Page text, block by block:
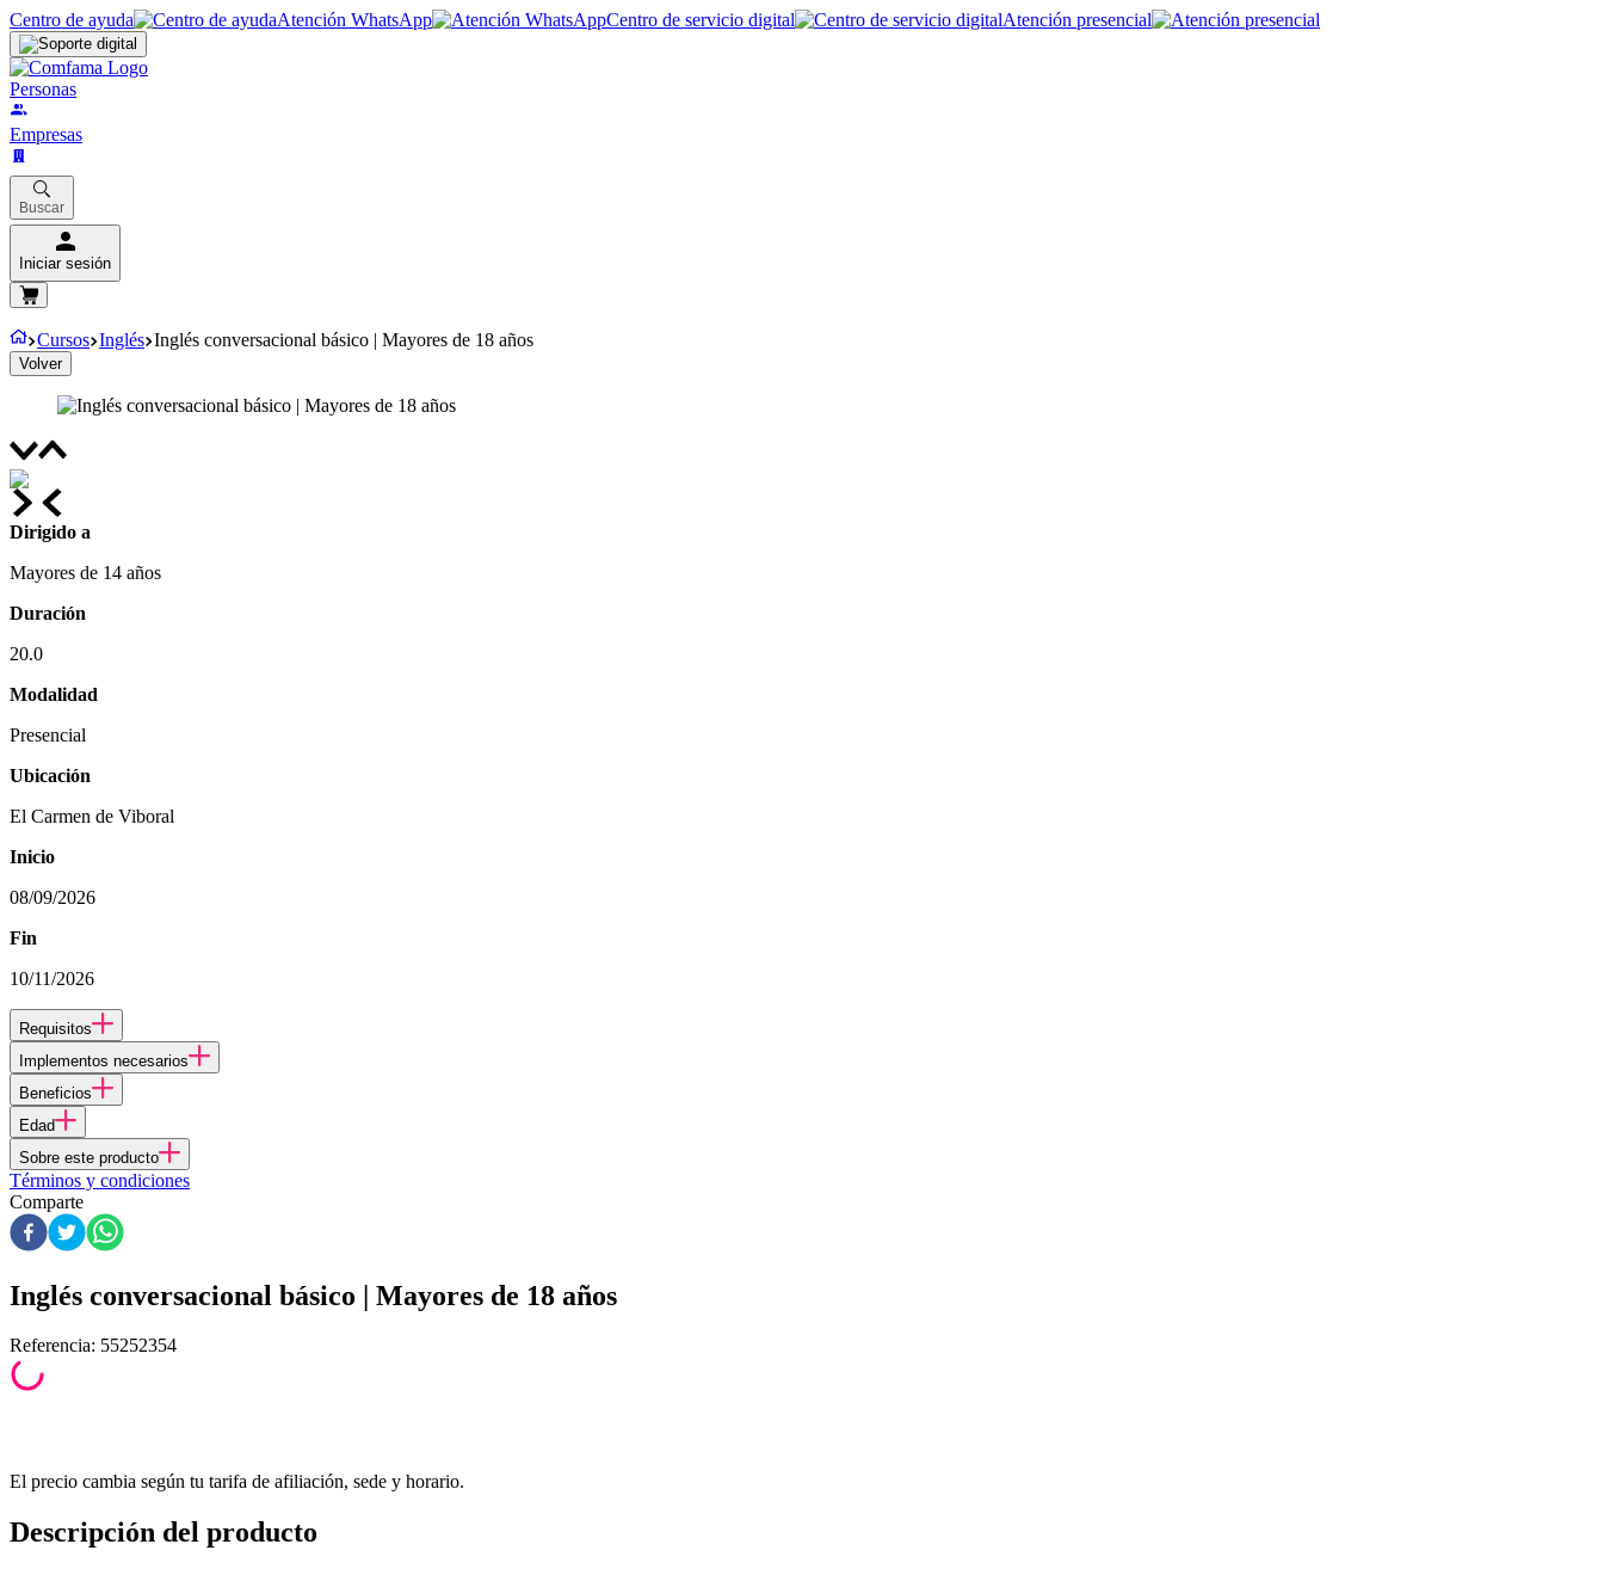
Centro de ayuda Atención WhatsApp Centro de servicio digital Atención presencial
Personas
Empresas
Buscar
Iniciar sesión
Cursos Inglés Inglés conversacional básico | Mayores de 18 años
Volver
Dirigido a
Mayores de 14 años
Duración
20.0
Modalidad
Presencial
Ubicación
El Carmen de Viboral
Inicio
08/09/2026
Fin
10/11/2026
Requisitos
Implementos necesarios
Beneficios
Edad
Sobre este producto
Términos y condiciones
Comparte
Inglés conversacional básico | Mayores de 18 años
Referencia: 55252354
El precio cambia según tu tarifa de afiliación, sede y horario.
Descripción del producto